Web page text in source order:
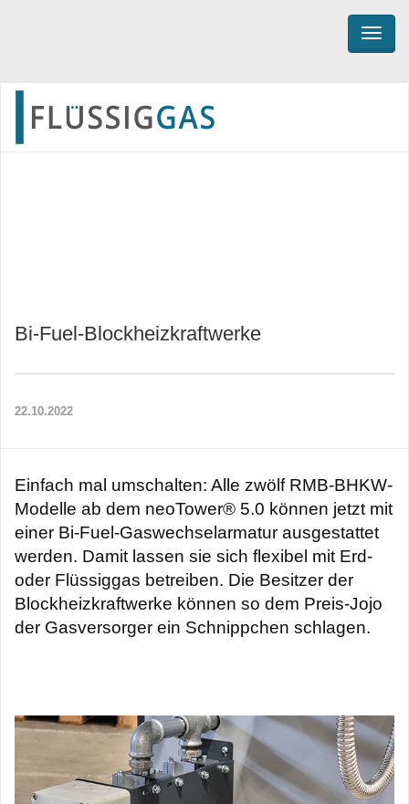
Bi-Fuel-Blockheizkraftwerke
22.10.2022
Einfach mal umschalten: Alle zwölf RMB-BHKW-
Modelle ab dem neoTower® 5.0 können jetzt mit
einer Bi-Fuel-Gaswechselarmatur ausgestattet
werden. Damit lassen sie sich flexibel mit Erd-
oder Flüssiggas betreiben. Die Besitzer der
Blockheizkraftwerke können so dem Preis-Jojo
der Gasversorger ein Schnippchen schlagen.